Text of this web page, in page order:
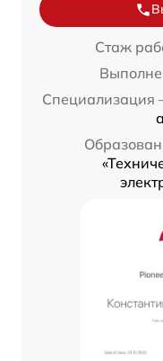
Стаж
Специализация